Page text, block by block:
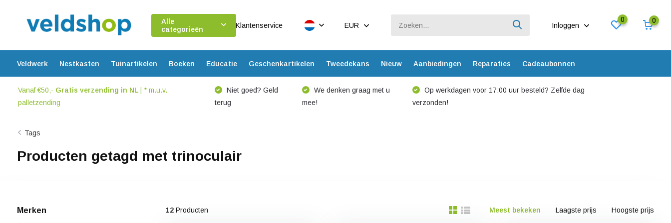
Alle
categorieën
Klantenservice EUR Inloggen
0 0
Veldwerk Nestkasten Tuinartikelen Boeken Educatie Geschenkartikelen Tweedekans Nieuw Aanbiedingen Reparaties Cadeaubonnen
Vanaf €50,- Gratis verzending in NL| * m.u.v.
palletzending
Niet goed? Geld
terug
We denken graag met u
mee!
Op werkdagen voor 17:00 uur besteld? Zelfde dag
verzonden!
Tags
Producten getagd met trinoculair
Merken 12Producten Meest bekeken Laagste prijs Hoogste prijs